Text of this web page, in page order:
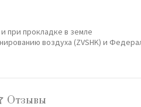
при прокладке в земле
воздуха (ZVSHK) и
Отзывы